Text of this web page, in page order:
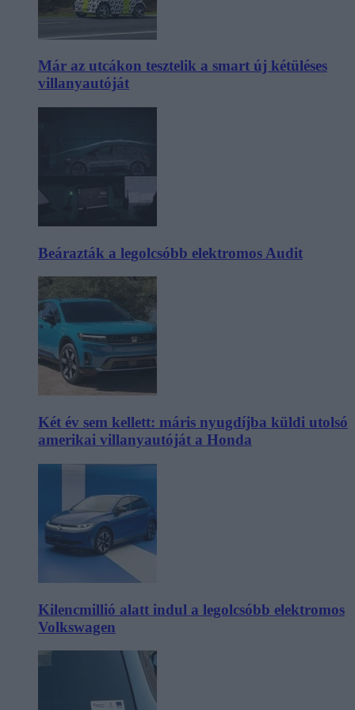
Már az utcákon tesztelik a smart új kétüléses
villanyautóját
Beárazták a legolcsóbb elektromos Audit
Két év sem kellett: máris nyugdíjba küldi utolsó
amerikai villanyautóját a Honda
Kilencmillió alatt indul a legolcsóbb elektromos
Volkswagen